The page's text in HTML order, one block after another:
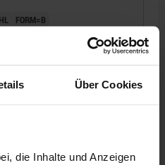
Über Cookies
die Inhalte und Anzeigen
FORM=B